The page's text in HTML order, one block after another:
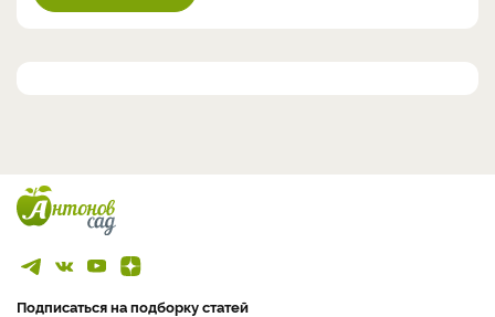
Подписаться на подборку статей